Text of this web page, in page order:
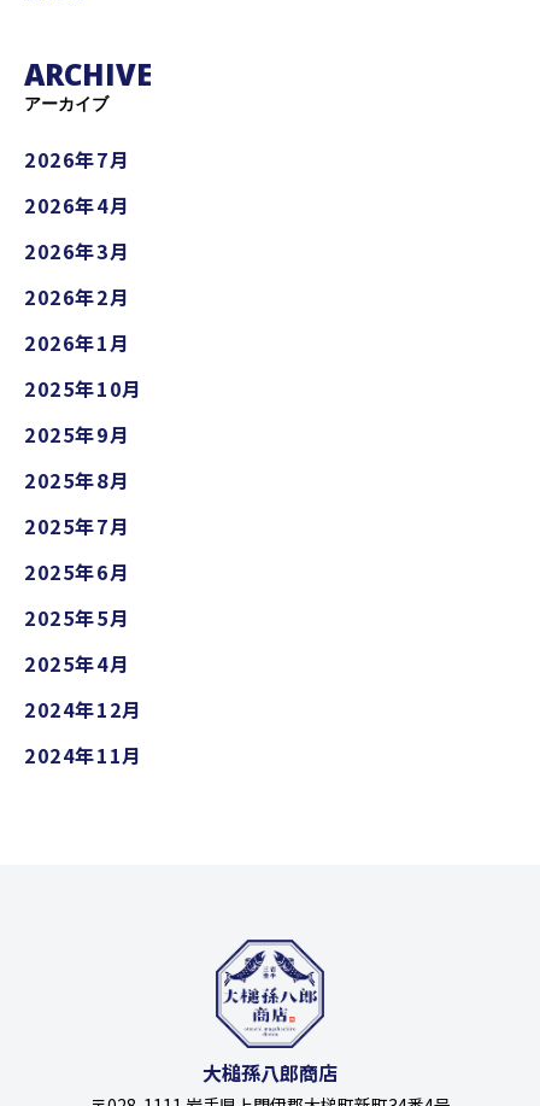
ARCHIVE
アーカイブ
2026年7月
2026年4月
2026年3月
2026年2月
2026年1月
2025年10月
2025年9月
2025年8月
2025年7月
2025年6月
2025年5月
2025年4月
2024年12月
2024年11月
大槌孫八郎商店